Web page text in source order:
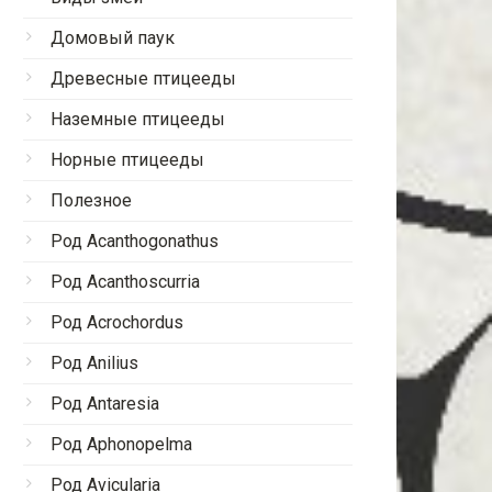
Домовый паук
Древесные птицееды
Наземные птицееды
Норные птицееды
Полезное
Род Acanthogonathus
Род Acanthoscurria
Род Acrochordus
Род Anilius
Род Antaresia
Род Aphonopelma
Род Avicularia